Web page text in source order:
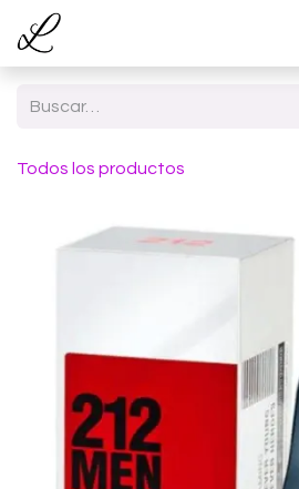
Ir al contenido
Todos los productos